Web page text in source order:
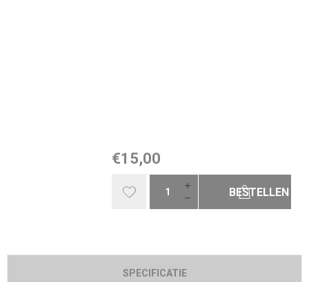
€15,00
BESTELLEN
SPECIFICATIE